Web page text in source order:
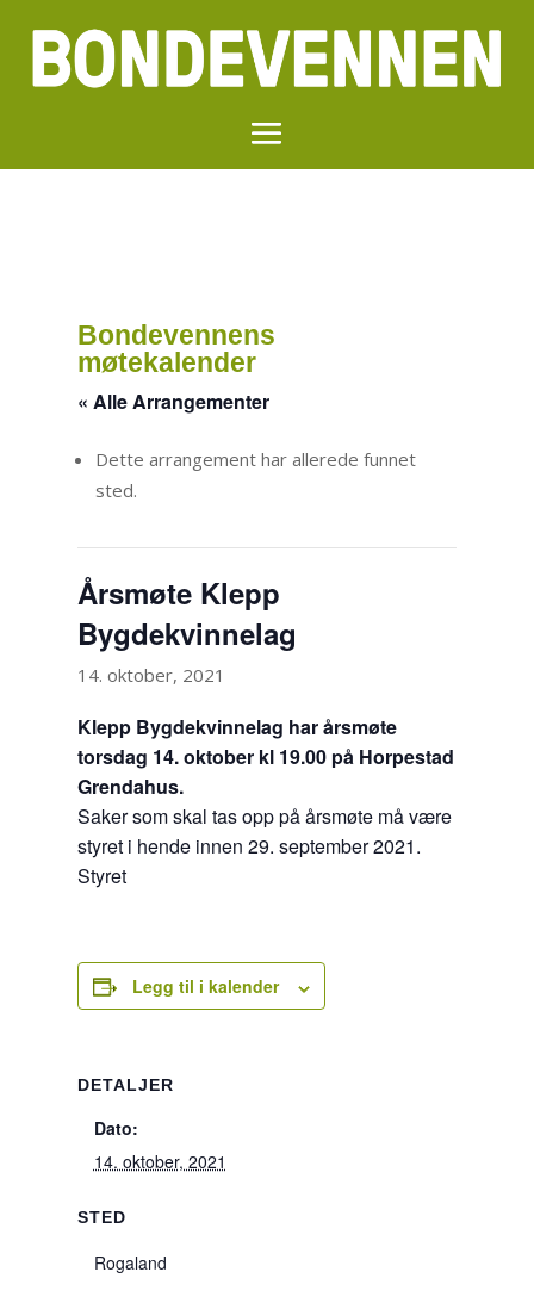
Bondevennens
møtekalender
« Alle Arrangementer
Dette arrangement har allerede funnet
sted.
Årsmøte Klepp
Bygdekvinnelag
14. oktober, 2021
Klepp Bygdekvinnelag har årsmøte
torsdag 14. oktober kl 19.00 på Horpestad
Grendahus.
Saker som skal tas opp på årsmøte må være
styret i hende innen 29. september 2021.
Styret
Legg til i kalender
DETALJER
Dato:
14. oktober, 2021
STED
Rogaland